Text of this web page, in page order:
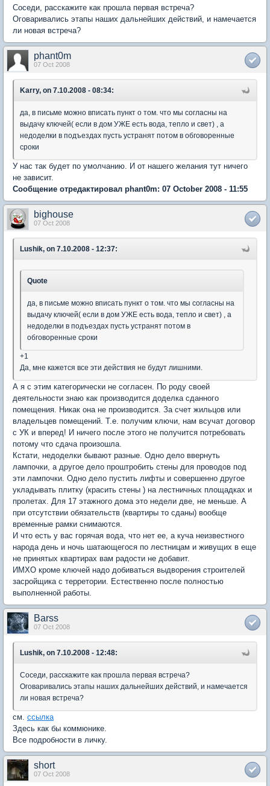
Соседи, расскажите как прошла первая встреча?
Оговаривались этапы наших дальнейших действий, и намечается
ли новая встреча?
phant0m
07 Oct 2008
Karry, on 7.10.2008 - 08:34:
да, в письме можно вписать пункт о том. что мы согласны на
выдачу ключей( если в дом УЖЕ есть вода, тепло и свет) , а
недоделки в подъездах пусть устранят потом в обговоренные
сроки
У нас так будет по умолчанию. И от нашего желания тут ничего
не зависит.
Сообщение отредактировал phant0m: 07 October 2008 - 11:55
bighouse
07 Oct 2008
Lushik, on 7.10.2008 - 12:37:
Quote
да, в письме можно вписать пункт о том. что мы согласны на
выдачу ключей( если в дом УЖЕ есть вода, тепло и свет) , а
недоделки в подъездах пусть устранят потом в
обговоренные сроки
+1
Да, мне кажется все эти действия не будут лишними.
А я с этим категорически не согласен. По роду своей
деятельности знаю как производится доделка сданного
помещения. Никак она не производится. За счет жильцов или
владельцев помещений. Т.е. получим ключи, нам всучат договор
с УК и вперед! И ничего после этого не получится потребовать
потому что сдача произошла.
Кстати, недоделки бывают разные. Одно дело ввернуть
лампочки, а другое дело проштробить стены для проводов под
эти лампочки. Одно дело пустить лифты и совершенно другое
укладывать плитку (красить стены ) на лестничных площадках и
пролетах. Для 17 этажного дома это недели две, не меньше. А
при отсутствии обязательств (квартиры то сданы) вообще
временные рамки снимаются.
И что есть у вас горячая вода, что нет ее, а куча неизвестного
народа день и ночь шатающегося по лестницам и живущих в еще
не принятых квартирах вам радости не добавит.
ИМХО кроме ключей надо добиваться выдворения строителей
засройщика с терретории. Естественно после полностью
выполненной работы.
Barss
07 Oct 2008
Lushik, on 7.10.2008 - 12:48:
Соседи, расскажите как прошла первая встреча?
Оговаривались этапы наших дальнейших действий, и намечается
ли новая встреча?
см. ссылка
Здесь как бы коммюнике.
Все подробности в личку.
short
07 Oct 2008